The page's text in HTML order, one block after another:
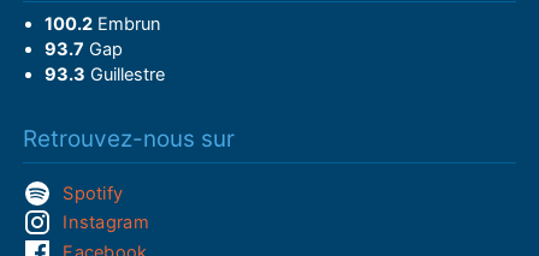
100.2Embrun
93.7 Gap
93.3 Guillestre
Retrouvez-nous sur
Spotify
Instagram